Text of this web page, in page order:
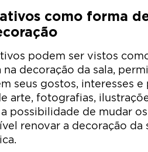
como forma
podem ser vistos
na decoração da sala,
seus gostos, interesses e
arte, fotografias,
possibilidade de mudar
renovar a decoração da